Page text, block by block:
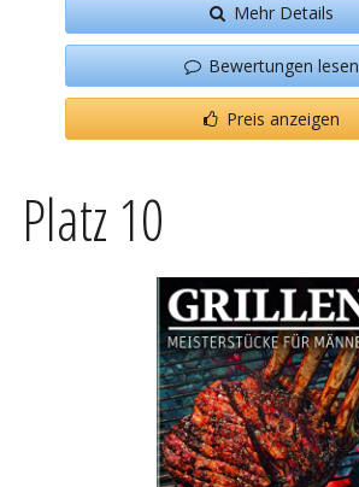
Mehr Details
Bewertungen lesen
Preis anzeigen
Platz 10